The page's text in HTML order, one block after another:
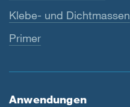
Klebe- und Dichtmassen
Primer
Anwendungen